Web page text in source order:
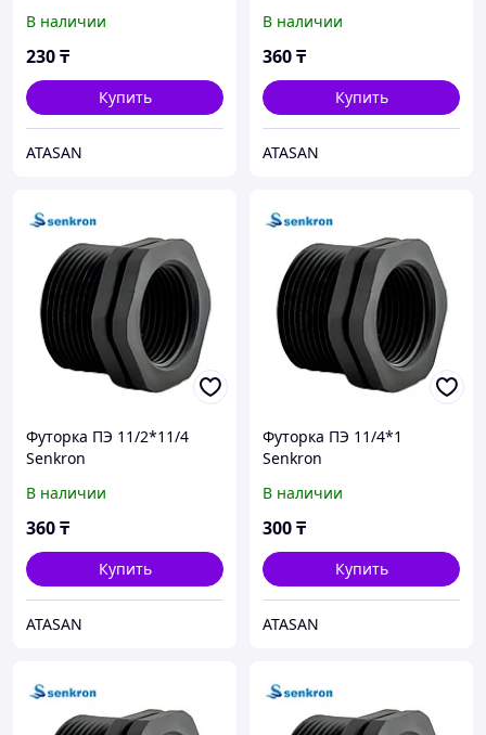
В наличии
230₸
Купить
ATASAN
В наличии
360₸
Купить
ATASAN
Футорка ПЭ 11/2*11/4
Senkron
В наличии
360₸
Купить
ATASAN
Футорка ПЭ 11/4*1
Senkron
В наличии
300₸
Купить
ATASAN